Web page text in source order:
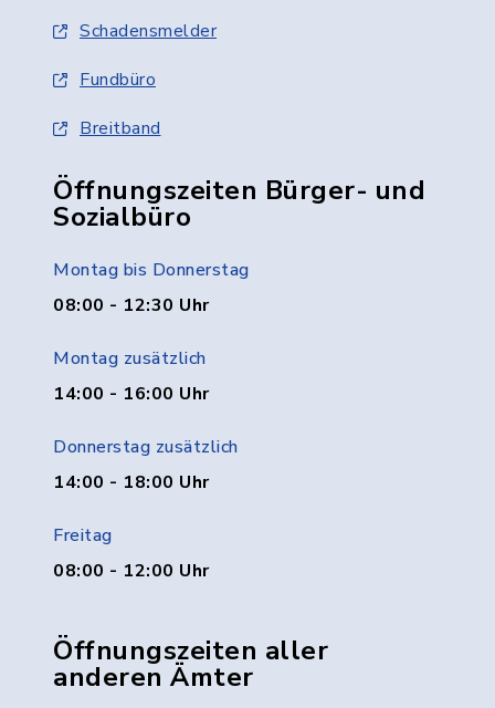
Schadensmelder
Fundbüro
Breitband
Öffnungszeiten Bürger- und
Sozialbüro
Montag bis Donnerstag
08:00 - 12:30 Uhr
Montag zusätzlich
14:00 - 16:00 Uhr
Donnerstag zusätzlich
14:00 - 18:00 Uhr
Freitag
08:00 - 12:00 Uhr
Öffnungszeiten aller
anderen Ämter